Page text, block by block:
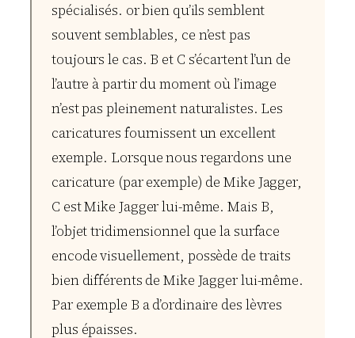
spécialisés. or bien qu’ils semblent
souvent semblables, ce n’est pas
toujours le cas. B et C s’écartent l’un de
l’autre à partir du moment où l’image
n’est pas pleinement naturalistes. Les
caricatures fournissent un excellent
exemple. Lorsque nous regardons une
caricature (par exemple) de Mike Jagger,
C est Mike Jagger lui-même. Mais B,
l’objet tridimensionnel que la surface
encode visuellement, possède de traits
bien différents de Mike Jagger lui-même.
Par exemple B a d’ordinaire des lèvres
plus épaisses.